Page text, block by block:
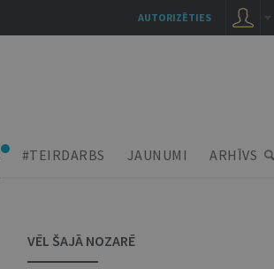
#TEIRDARBS JAUNUMI ARHĪVS
VĒL ŠAJĀ NOZARĒ
AUTORIZĒTIES